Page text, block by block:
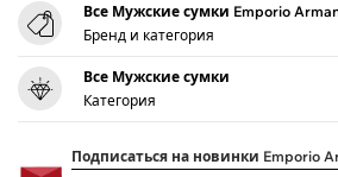
Все Мужские сумки Emporio
Бренд и категория
Все Мужские сумки
Категория
Подписаться на новинки Emporio